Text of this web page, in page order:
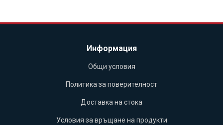
Информация
Общи условия
Политика за поверителност
Доставка на стока
Условия за връщане на продукти